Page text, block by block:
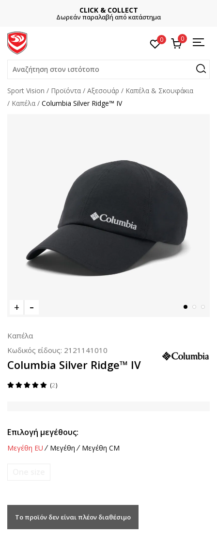
CLICK & COLLECT
Δωρεάν παραλαβή από κατάστημα
0 0
Αναζήτηση στον ιστότοπο
Sport Vision Προϊόντα Αξεσουάρ
Καπέλα & Σκουφάκια
Καπέλα
Columbia Silver Ridge™ IV
Καπέλα
Κωδικός είδους: 2121141010
Columbia Silver Ridge™ IV
2
Επιλογή μεγέθους:
Μεγέθη EU Μεγέθη Μεγέθη CM
Το προϊόν δεν είναι πλέον διαθέσιμο